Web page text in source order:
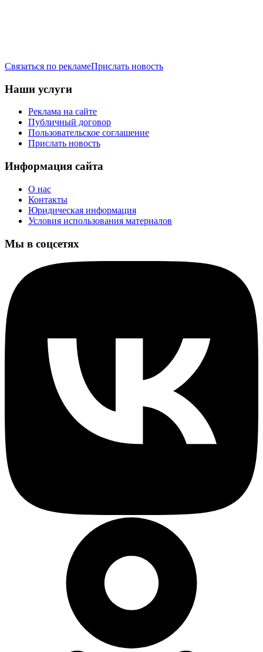
Связаться по рекламеПрислать новость
Наши услуги
Реклама на сайте
Публичный договор
Пользовательское соглашение
Прислать новость
Информация сайта
О нас
Контакты
Юридическая информация
Условия использования материалов
Мы в соцсетях